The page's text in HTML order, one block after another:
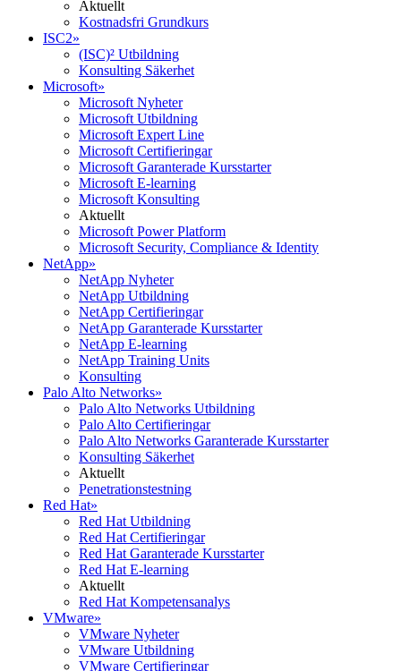
Aktuellt
Kostnadsfri Grundkurs
ISC2»
(ISC)² Utbildning
Konsulting Säkerhet
Microsoft»
Microsoft Nyheter
Microsoft Utbildning
Microsoft Expert Line
Microsoft Certifieringar
Microsoft Garanterade Kursstarter
Microsoft E-learning
Microsoft Konsulting
Aktuellt
Microsoft Power Platform
Microsoft Security, Compliance & Identity
NetApp»
NetApp Nyheter
NetApp Utbildning
NetApp Certifieringar
NetApp Garanterade Kursstarter
NetApp E-learning
NetApp Training Units
Konsulting
Palo Alto Networks»
Palo Alto Networks Utbildning
Palo Alto Certifieringar
Palo Alto Networks Garanterade Kursstarter
Konsulting Säkerhet
Aktuellt
Penetrationstestning
Red Hat»
Red Hat Utbildning
Red Hat Certifieringar
Red Hat Garanterade Kursstarter
Red Hat E-learning
Aktuellt
Red Hat Kompetensanalys
VMware»
VMware Nyheter
VMware Utbildning
VMware Certifieringar